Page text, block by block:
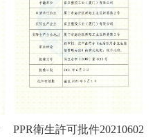
PPR衛生許可批件20210602